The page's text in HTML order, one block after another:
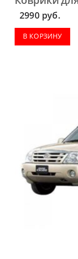
2990 руб.
В КОРЗИНУ